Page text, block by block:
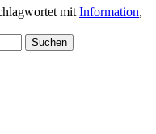
mit Information,